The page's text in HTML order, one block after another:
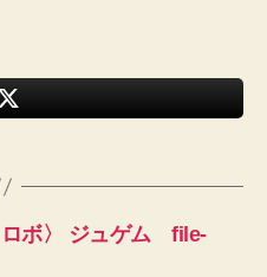
ロボ〉 ジュゲム file-